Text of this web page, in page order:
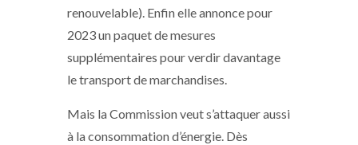
renouvelable). Enfin elle annonce pour
2023 un paquet de mesures
supplémentaires pour verdir davantage
le transport de marchandises.
Mais la Commission veut s’attaquer aussi
à la consommation d’énergie. Dès